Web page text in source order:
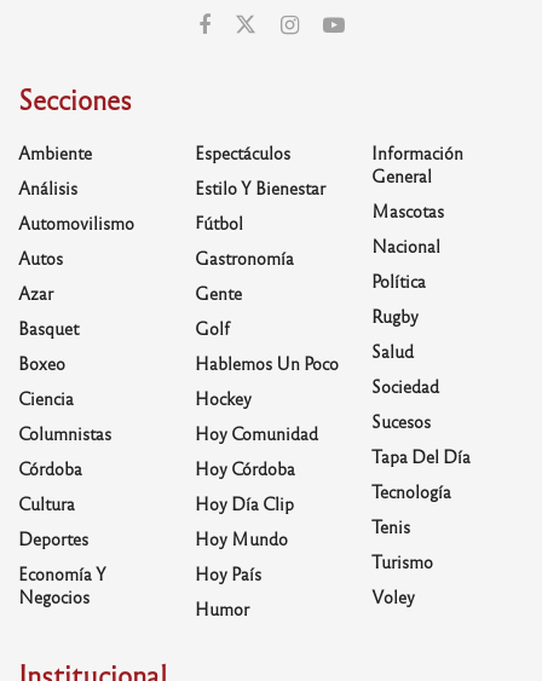
Secciones
Ambiente
Análisis
Automovilismo
Autos
Azar
Basquet
Boxeo
Ciencia
Columnistas
Córdoba
Cultura
Deportes
Economía Y
Negocios
Espectáculos
Estilo Y Bienestar
Fútbol
Gastronomía
Gente
Golf
Hablemos Un Poco
Hockey
Hoy Comunidad
Hoy Córdoba
Hoy Día Clip
Hoy Mundo
Hoy País
Humor
Información
General
Mascotas
Nacional
Política
Rugby
Salud
Sociedad
Sucesos
Tapa Del Día
Tecnología
Tenis
Turismo
Voley